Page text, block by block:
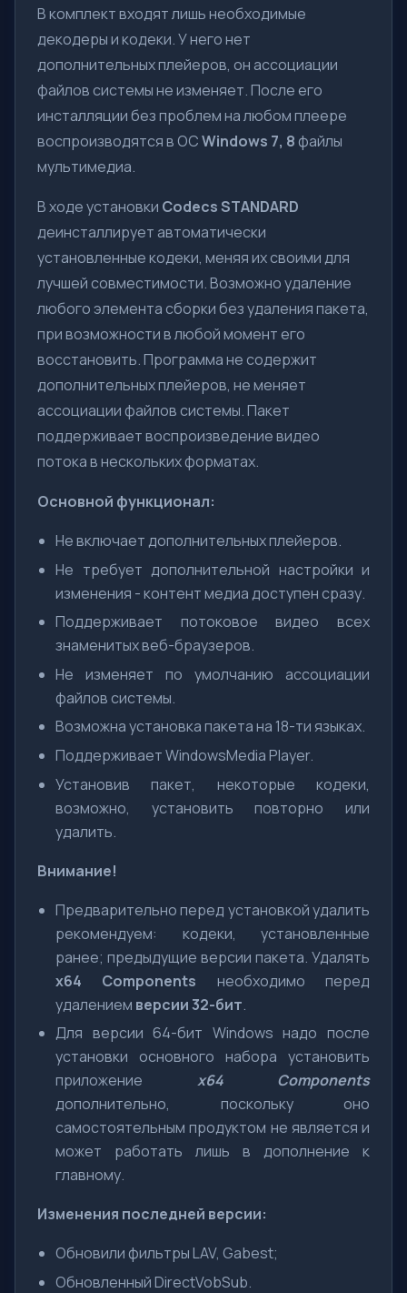
В комплект входят лишь необходимые
декодеры и кодеки. У него нет
дополнительных плейеров, он ассоциации
файлов системы не изменяет. После его
инсталляции без проблем на любом плеере
воспроизводятся в ОСWindows 7, 8файлы
мультимедиа.
В ходе установки Codecs STANDARD
деинсталлирует автоматически
установленные кодеки, меняя их своими для
лучшей совместимости. Возможно удаление
любого элемента сборки без удаления пакета,
при возможности в любой момент его
восстановить. Программа не содержит
дополнительных плейеров, не меняет
ассоциации файлов системы. Пакет
поддерживает воспроизведение видео
потока в нескольких форматах.
Основной функционал:
Не включает дополнительных плейеров.
Не требует дополнительной настройки и
изменения - контент медиа доступен сразу.
Поддерживает потоковое видео всех
знаменитых веб-браузеров.
Не изменяет по умолчанию ассоциации
файлов системы.
Возможна установка пакета на 18-ти языках.
Поддерживает WindowsMedia Player.
Установив пакет, некоторые кодеки,
возможно, установить повторно или
удалить.
Внимание!
Предварительно перед установкой удалить
рекомендуем: кодеки, установленные
ранее; предыдущие версии пакета. Удалять
x64 Components необходимо перед
удалением версии 32-бит.
Для версии 64-бит Windows надо после
установки основного набора установить
приложение x64 Components
дополнительно, поскольку оно
самостоятельным продуктом не является и
может работать лишь в дополнение к
главному.
Изменения последней версии:
Обновили фильтры LAV, Gabest;
Обновленный DirectVobSub.